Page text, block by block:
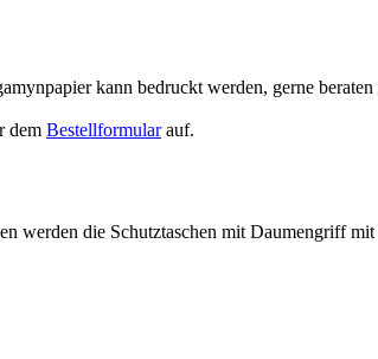
kann bedruckt werden, gerne
dem Bestellformularauf.
werden die Schutztaschen mit Daumengriff mit